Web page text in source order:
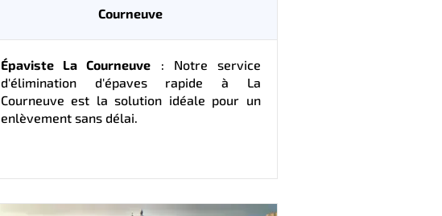
Courneuve
Épaviste La Courneuve : Notre service
d'élimination d'épaves rapide à La
Courneuve est la solution idéale pour un
enlèvement sans délai.